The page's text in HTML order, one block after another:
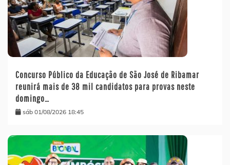
Concurso Público da Educação de São José de Ribamar
reunirá mais de 38 mil candidatos para provas neste
domingo…
sáb 01/08/2026 18:45